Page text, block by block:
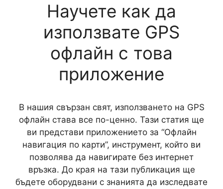
Научете как да
използвате GPS
офлайн с това
приложение
В нашия свързан свят, използването на GPS
офлайн става все по-ценно. Тази статия ще
ви представи приложението за “Офлайн
навигация по карти”, инструмент, който ви
позволява да навигирате без интернет
връзка. До края на тази публикация ще
бъдете оборудвани с знанията да изследвате